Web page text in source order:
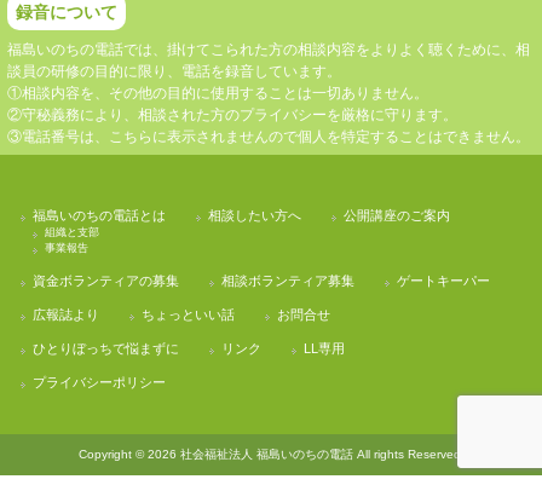
録音について
福島いのちの電話では、掛けてこられた方の相談内容をよりよく聴くために、相
談員の研修の目的に限り、電話を録音しています。
①相談内容を、その他の目的に使用することは一切ありません。
②守秘義務により、相談された方のプライバシーを厳格に守ります。
③電話番号は、こちらに表示されませんので個人を特定することはできません。
福島いのちの電話とは
組織と支部
事業報告
相談したい方へ 公開講座のご案内
資金ボランティアの募集 相談ボランティア募集 ゲートキーパー
広報誌より ちょっといい話 お問合せ
ひとりぼっちで悩まずに リンク LL専用
プライバシーポリシー
Copyright © 2026 社会福祉法人 福島いのちの電話 All rights Reserved.